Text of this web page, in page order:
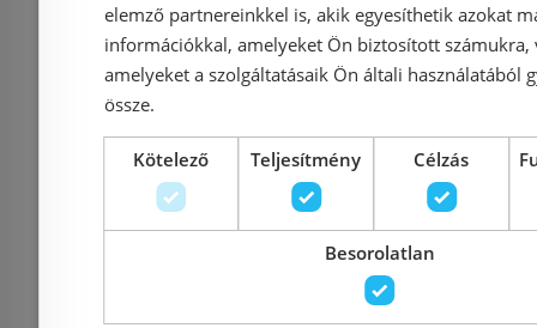
-16%
Rendelésre Rendelésre
elemző partnereinkkel is, akik egyesíthetik azokat
információkkal, amelyeket Ön biztosított számukra,
amelyeket a szolgáltatásaik Ön általi használatából
össze.
Kötelező Teljesítmény Célzás
Besorolatlan